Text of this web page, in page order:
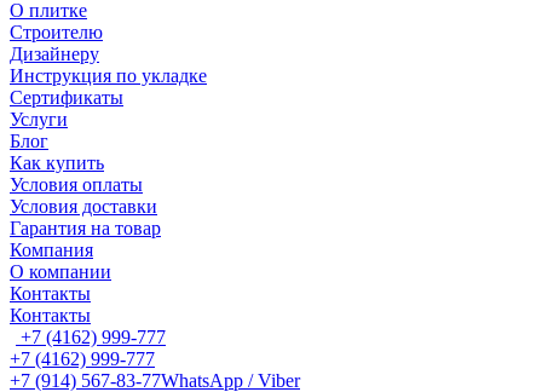
О плитке
Строителю
Дизайнеру
Инструкция по укладке
Сертификаты
Услуги
Блог
Как купить
Условия оплаты
Условия доставки
Гарантия на товар
Компания
О компании
Контакты
Контакты
+7 (4162) 999-777
+7 (4162) 999-777
+7 (914) 567-83-77WhatsApp / Viber